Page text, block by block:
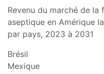
Revenu du marché de
aseptique en Amérique
par pays, 2023 à 2031
Brésil
Mexique